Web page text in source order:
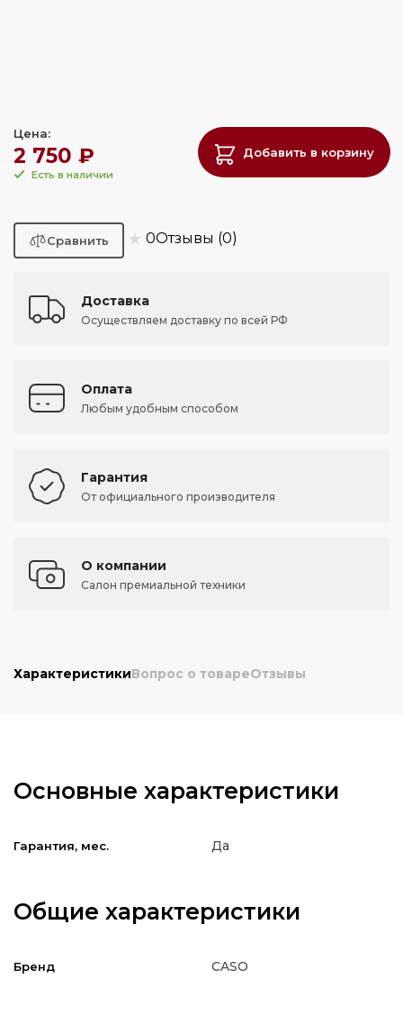
Цена:
2 750 ₽
Есть в наличии
Добавить в корзину
★ 0Отзывы (0)
Доставка
Осуществляем доставку по всей РФ
Оплата
Любым удобным способом
Гарантия
От официального производителя
О компании
Салон премиальной техники
ХарактеристикиВопрос о товареОтзывы
Основные характеристики
Гарантия, мес. Да
Общие характеристики
Бренд CASO